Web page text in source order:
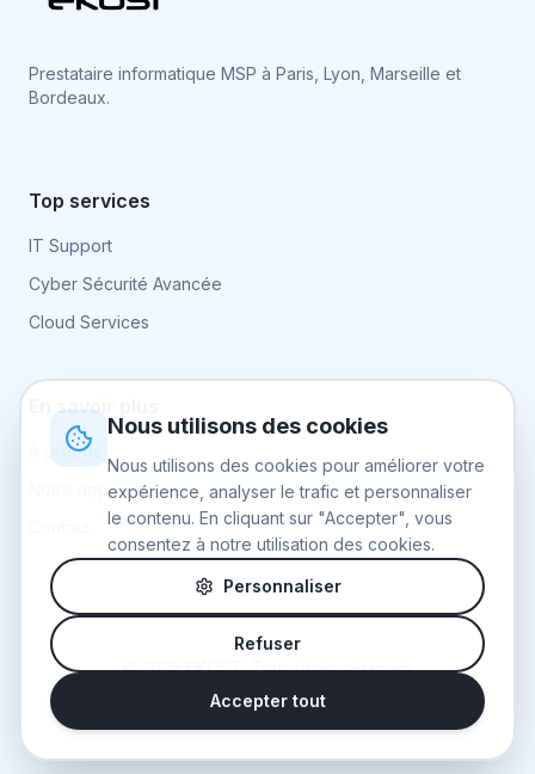
Prestataire informatique MSP à Paris, Lyon, Marseille et
Bordeaux.
Top services
IT Support
Cyber Sécurité Avancée
Cloud Services
En savoir plus
À propos
Notre approche
©2026EKOST.Tous droits réservés
Mentions légales
Nous utilisons des cookies
Nous utilisons des cookies pour améliorer votre
expérience, analyser le trafic et personnaliser
le contenu. En cliquant sur "Accepter", vous
consentez à notre utilisation des cookies.
Personnaliser
Refuser
Accepter tout